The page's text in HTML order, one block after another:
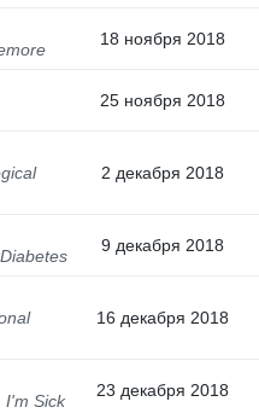
18 ноября 2018
25 ноября 2018
2 декабря 2018
9 декабря 2018
16 декабря 2018
I'm Sick
23 декабря 2018